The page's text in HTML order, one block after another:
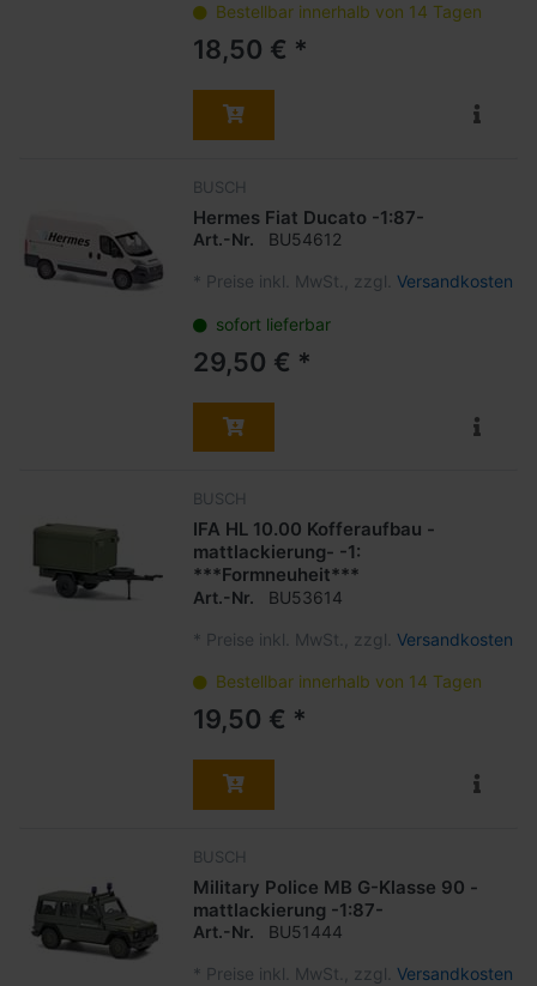
Bestellbar innerhalb von 14 Tagen
18,50 € *
BUSCH
Hermes Fiat Ducato -1:87-
Art.-Nr. BU54612
* Preise inkl. MwSt., zzgl. Versandkosten
sofort lieferbar
29,50 € *
BUSCH
IFA HL 10.00 Kofferaufbau -
mattlackierung- -1:
***Formneuheit***
Art.-Nr. BU53614
* Preise inkl. MwSt., zzgl. Versandkosten
Bestellbar innerhalb von 14 Tagen
19,50 € *
BUSCH
Military Police MB G-Klasse 90 -
mattlackierung -1:87-
Art.-Nr. BU51444
* Preise inkl. MwSt., zzgl. Versandkosten